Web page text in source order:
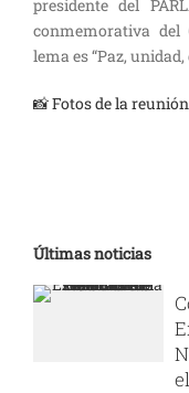
presidente del
conmemorativa
lema es “Paz,
📸 Fotos de la reunión
Últimas noticias